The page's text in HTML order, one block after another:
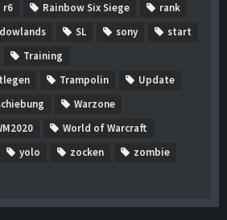
r6 Rainbow Six Siege
rank
SL sony
start
Training
Trampolin
Update
Warzone
World of Warcraft
yolo zocken
zombie